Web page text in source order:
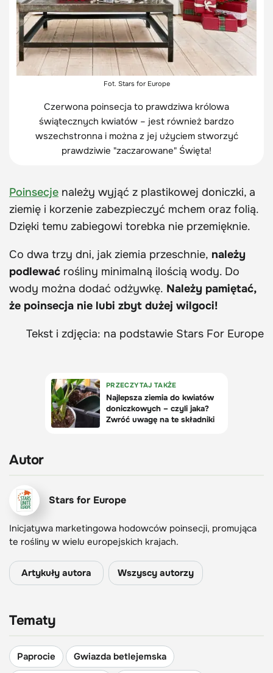
Fot. Stars for Europe
Czerwona poinsecja to prawdziwa królowa
świątecznych kwiatów – jest również bardzo
wszechstronna i można z jej użyciem stworzyć
prawdziwie "zaczarowane" Święta!
Poinsecje należy wyjąć z plastikowej doniczki, a
ziemię i korzenie zabezpieczyć mchem oraz folią.
Dzięki temu zabiegowi torebka nie przemięknie.
Co dwa trzy dni, jak ziemia przeschnie, należy
podlewać rośliny minimalną ilością wody. Do
wody można dodać odżywkę. Należy pamiętać,
że poinsecja nie lubi zbyt dużej wilgoci!
Tekst i zdjęcia: na podstawie Stars For Europe
Autor
Stars for Europe
Inicjatywa marketingowa hodowców poinsecji, promująca
te rośliny w wielu europejskich krajach.
Artykuły autora Wszyscy autorzy
Tematy
Paprocie
Gwiazda betlejemska